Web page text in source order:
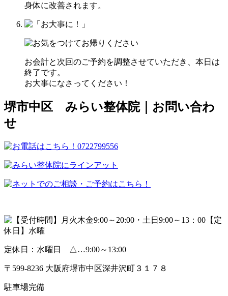
身体に改善されます。
お会計と次回のご予約を調整させていただき、本日は
終了です。
お大事になさってください！
堺市中区 みらい整体院｜お問い合わ
せ
定休日：水曜日 △…9:00～13:00
〒599-8236 大阪府堺市中区深井沢町３１７８
駐車場完備